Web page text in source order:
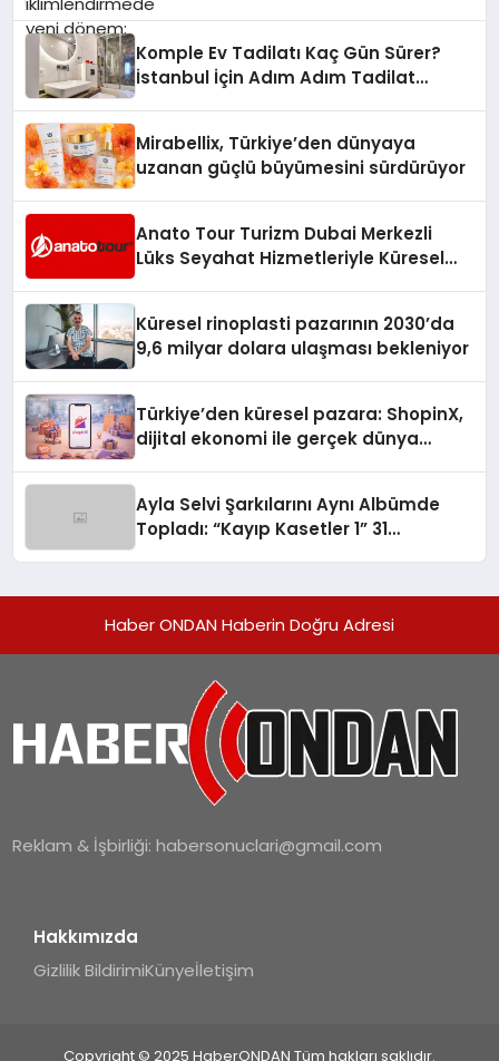
Komple Ev Tadilatı Kaç Gün Sürer?
İstanbul İçin Adım Adım Tadilat
Mirabellix, Türkiye’den dünyaya
uzanan güçlü büyümesini sürdürüyor
Anato Tour Turizm Dubai Merkezli
Lüks Seyahat Hizmetleriyle Küresel
Küresel rinoplasti pazarının 2030’da
9,6 milyar dolara ulaşması bekleniyor
Türkiye’den küresel pazara: ShopinX,
dijital ekonomi ile gerçek dünya
Ayla Selvi Şarkılarını Aynı Albümde
Topladı: “Kayıp Kasetler 1” 31
Haber ONDAN Haberin Doğru Adresi
Reklam & İşbirliği:habersonuclari@gmail.com
Hakkımızda
Gizlilik BildirimiKünyeİletişim
Copyright © 2025 HaberONDAN Tüm hakları saklıdır.